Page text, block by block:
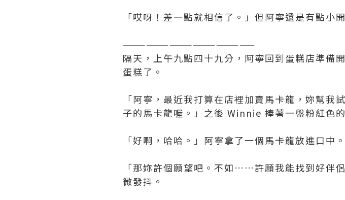
「哎呀！差一點就相信了。」但阿寧還是有點小
—————————————————
隔天，上午九點四十九分，阿寧回到蛋糕店準備
蛋糕了。
「阿寧，最近我打算在店裡加賣馬卡龍，妳幫
子的馬卡龍喔。」之後 Winnie 捧著一盤粉紅色
「好啊，哈哈。」阿寧拿了一個馬卡龍放進口中。
「那妳許個願望吧。不如……許願我能找到好伴
微發抖。